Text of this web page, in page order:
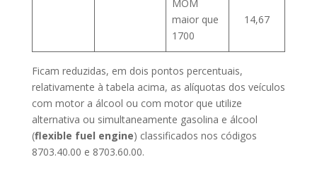
MOM
maior que
1700
14,67
Ficam reduzidas, em dois pontos percentuais,
relativamente à tabela acima, as alíquotas dos veículos
com motor a álcool ou com motor que utilize
alternativa ou simultaneamente gasolina e álcool
(flexible fuel engine) classificados nos códigos
8703.40.00 e 8703.60.00.